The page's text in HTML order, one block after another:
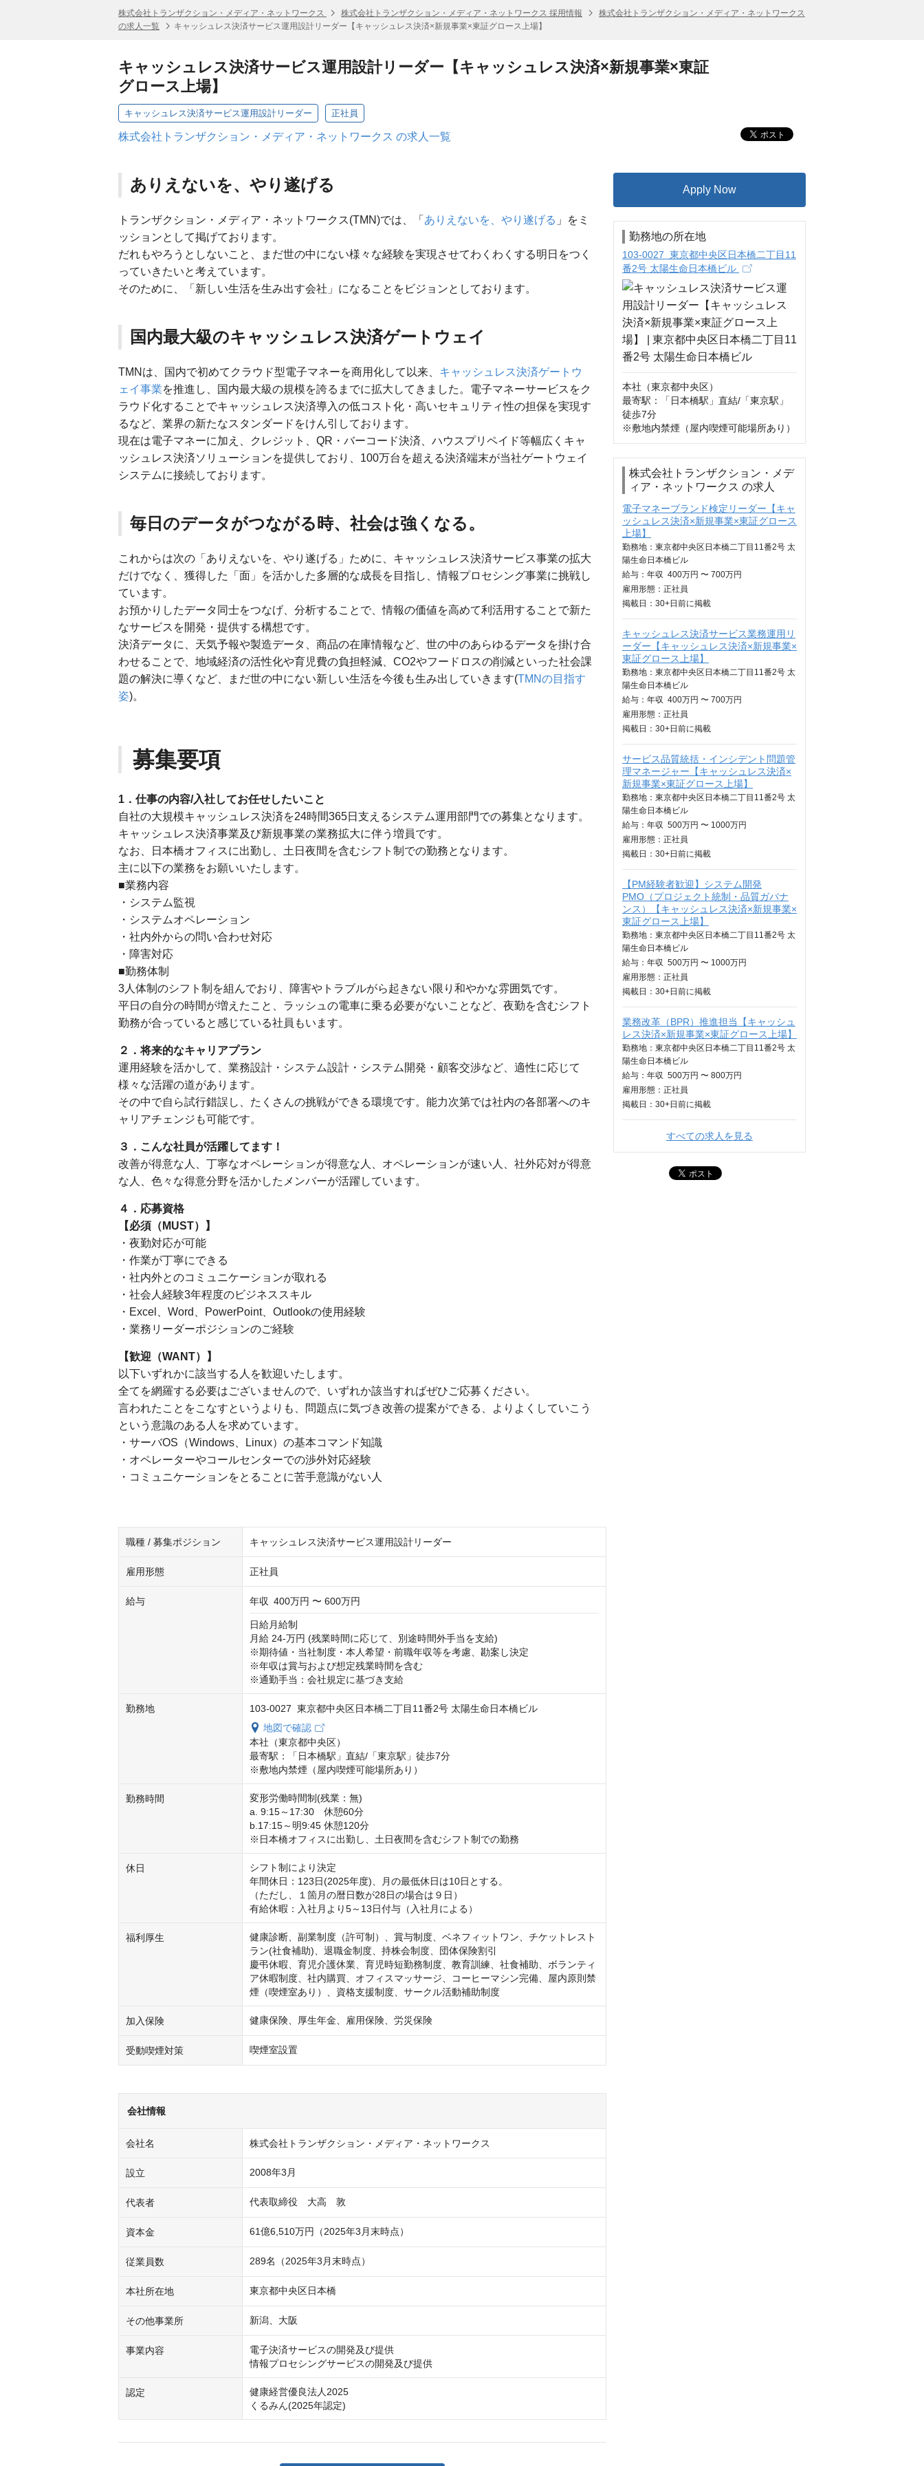
株式会社トランザクション・メディア・ネットワークス 株式会社トランザクション・メディア・ネットワークス 採用情報
株式会社トランザクション・メディア・ネットワークス
の求人一覧
キャッシュレス決済サービス運用設計リーダー【キャッシュレス決済×新規事業×東証グロース上場】
キャッシュレス決済サービス運用設計リーダー【キャッシュレス決済×新規事業×東証
グロース上場】
キャッシュレス決済サービス運用設計リーダー 正社員
株式会社トランザクション・メディア・ネットワークス の求人一覧
ありえないを、やり遂げる
トランザクション・メディア・ネットワークス(TMN)では、「 ありえないを、やり遂げる 」をミ
ッションとして掲げております。
だれもやろうとしないこと、まだ世の中にない様々な経験を実現させてわくわくする明日をつく
っていきたいと考えています。
そのために、「新しい生活を生み出す会社」になることをビジョンとしております。
国内最大級のキャッシュレス決済ゲートウェイ
TMNは、国内で初めてクラウド型電子マネーを商用化して以来、 キャッシュレス決済ゲートウ
ェイ事業を推進し、国内最大級の規模を誇るまでに拡大してきました。電子マネーサービスをク
ラウド化することでキャッシュレス決済導入の低コスト化・高いセキュリティ性の担保を実現す
るなど、業界の新たなスタンダードをけん引しております。
現在は電子マネーに加え、クレジット、QR・バーコード決済、ハウスプリペイド等幅広くキャ
ッシュレス決済ソリューションを提供しており、100万台を超える決済端末が当社ゲートウェイ
システムに接続しております。
毎日のデータがつながる時、社会は強くなる。
これからは次の「ありえないを、やり遂げる」ために、キャッシュレス決済サービス事業の拡大
だけでなく、獲得した「面」を活かした多層的な成長を目指し、情報プロセシング事業に挑戦し
ています。
お預かりしたデータ同士をつなげ、分析することで、情報の価値を高めて利活用することで新た
なサービスを開発・提供する構想です。
決済データに、天気予報や製造データ、商品の在庫情報など、世の中のあらゆるデータを掛け合
わせることで、地域経済の活性化や育児費の負担軽減、CO2やフードロスの削減といった社会課
題の解決に導くなど、まだ世の中にない新しい生活を今後も生み出していきます(TMNの目指す
姿)。
募集要項
1．仕事の内容/入社してお任せしたいこと
自社の大規模キャッシュレス決済を24時間365日支えるシステム運用部門での募集となります。
キャッシュレス決済事業及び新規事業の業務拡大に伴う増員です。
なお、日本橋オフィスに出勤し、土日夜間を含むシフト制での勤務となります。
主に以下の業務をお願いいたします。
■業務内容
・システム監視
・システムオペレーション
・社内外からの問い合わせ対応
・障害対応
■勤務体制
3人体制のシフト制を組んでおり、障害やトラブルがら起きない限り和やかな雰囲気です。
平日の自分の時間が増えたこと、ラッシュの電車に乗る必要がないことなど、夜勤を含むシフト
勤務が合っていると感じている社員もいます。
２．将来的なキャリアプラン
運用経験を活かして、業務設計・システム設計・システム開発・顧客交渉など、適性に応じて
様々な活躍の道があります。
その中で自ら試行錯誤し、たくさんの挑戦ができる環境です。能力次第では社内の各部署へのキ
ャリアチェンジも可能です。
３．こんな社員が活躍してます！
改善が得意な人、丁寧なオペレーションが得意な人、オペレーションが速い人、社外応対が得意
な人、色々な得意分野を活かしたメンバーが活躍しています。
４．応募資格
【必須（MUST）】
・夜勤対応が可能
・作業が丁寧にできる
・社内外とのコミュニケーションが取れる
・社会人経験3年程度のビジネススキル
・Excel、Word、PowerPoint、Outlookの使用経験
・業務リーダーポジションのご経験
【歓迎（WANT）】
以下いずれかに該当する人を歓迎いたします。
全てを網羅する必要はございませんので、いずれか該当すればぜひご応募ください。
言われたことをこなすというよりも、問題点に気づき改善の提案ができる、よりよくしていこう
という意識のある人を求めています。
・サーバOS（Windows、Linux）の基本コマンド知識
・オペレーターやコールセンターでの渉外対応経験
・コミュニケーションをとることに苦手意識がない人
職種 / 募集ポジション キャッシュレス決済サービス運用設計リーダー
雇用形態 正社員
給与 年収 400万円 〜 600万円
日給月給制
月給 24-万円 (残業時間に応じて、別途時間外手当を支給)
※期待値・当社制度・本人希望・前職年収等を考慮、勘案し決定
※年収は賞与および想定残業時間を含む
※通勤手当：会社規定に基づき支給
勤務地
103-0027 東京都中央区日本橋二丁目11番2号 太陽生命日本橋ビル
地図で確認
本社（東京都中央区）
最寄駅：「日本橋駅」直結/「東京駅」徒歩7分
※敷地内禁煙（屋内喫煙可能場所あり）
勤務時間
変形労働時間制(残業：無)
a. 9:15～17:30　休憩60分
b.17:15～明9:45 休憩120分
※日本橋オフィスに出勤し、土日夜間を含むシフト制での勤務
休日
シフト制により決定
年間休日：123日(2025年度)、月の最低休日は10日とする。
（ただし、１箇月の暦日数が28日の場合は９日）
有給休暇：入社月より5～13日付与（入社月による）
福利厚生
健康診断、副業制度（許可制）、賞与制度、ベネフィットワン、チケットレスト
ラン(社食補助)、退職金制度、持株会制度、団体保険割引
慶弔休暇、育児介護休業、育児時短勤務制度、教育訓練、社食補助、ボランティ
ア休暇制度、社内購買、オフィスマッサージ、コーヒーマシン完備、屋内原則禁
煙（喫煙室あり）、資格支援制度、サークル活動補助制度
加入保険 健康保険、厚生年金、雇用保険、労災保険
受動喫煙対策 喫煙室設置
会社情報
会社名 株式会社トランザクション・メディア・ネットワークス
設立 2008年3月
代表者 代表取締役　大高　敦
資本金 61億6,510万円（2025年3月末時点）
従業員数 289名（2025年3月末時点）
本社所在地 東京都中央区日本橋
その他事業所 新潟、大阪
事業内容
電子決済サービスの開発及び提供
情報プロセシングサービスの開発及び提供
認定
健康経営優良法人2025
くるみん(2025年認定)
Apply Now
勤務地の所在地
103-0027 東京都中央区日本橋二丁目11
番2号 太陽生命日本橋ビル
本社（東京都中央区）
最寄駅：「日本橋駅」直結/「東京駅」
徒歩7分
※敷地内禁煙（屋内喫煙可能場所あり）
株式会社トランザクション・メデ
ィア・ネットワークス の求人
電子マネーブランド検定リーダー【キャ
ッシュレス決済×新規事業×東証グロース
上場】
勤務地：東京都中央区日本橋二丁目11番2号 太
陽生命日本橋ビル
給与： 年収 400万円 〜 700万円
雇用形態：正社員
掲載日： 30+日 前に掲載
キャッシュレス決済サービス業務運用リ
ーダー【キャッシュレス決済×新規事業×
東証グロース上場】
勤務地：東京都中央区日本橋二丁目11番2号 太
陽生命日本橋ビル
給与： 年収 400万円 〜 700万円
雇用形態：正社員
掲載日： 30+日 前に掲載
サービス品質統括・インシデント問題管
理マネージャー【キャッシュレス決済×
新規事業×東証グロース上場】
勤務地：東京都中央区日本橋二丁目11番2号 太
陽生命日本橋ビル
給与： 年収 500万円 〜 1000万円
雇用形態：正社員
掲載日： 30+日 前に掲載
【PM経験者歓迎】システム開発
PMO（プロジェクト統制・品質ガバナ
ンス）【キャッシュレス決済×新規事業×
東証グロース上場】
勤務地：東京都中央区日本橋二丁目11番2号 太
陽生命日本橋ビル
給与： 年収 500万円 〜 1000万円
雇用形態：正社員
掲載日： 30+日 前に掲載
業務改革（BPR）推進担当【キャッシュ
レス決済×新規事業×東証グロース上場】
勤務地：東京都中央区日本橋二丁目11番2号 太
陽生命日本橋ビル
給与： 年収 500万円 〜 800万円
雇用形態：正社員
掲載日： 30+日 前に掲載
すべての求人を見る